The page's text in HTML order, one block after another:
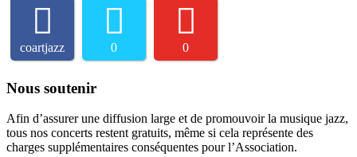
coartjazz 0 0
Nous soutenir
Afin d’assurer une diffusion large et de promouvoir la musique jazz,
tous nos concerts restent gratuits, même si cela représente des
charges supplémentaires conséquentes pour l’Association.